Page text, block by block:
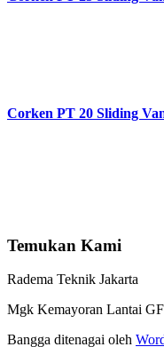
Corken PT 20 Sliding
Temukan Kami
Radema Teknik Jakarta
Mgk Kemayoran Lantai
Bangga ditenagai oleh